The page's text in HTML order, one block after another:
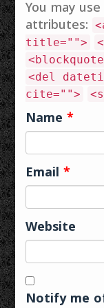
You may
attributes:
title="">
<del
cite="">
Name*
Email*
Website
Notify me